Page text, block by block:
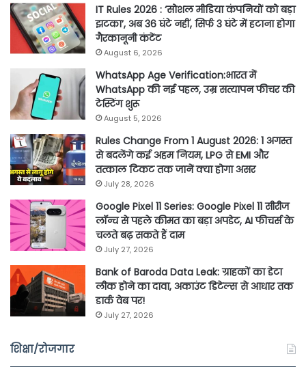
IT Rules 2026 : ‘सोशल मीडिया कंपनियों को बड़ा
झटका’, अब 36 घंटे नहीं, सिर्फ 3 घंटे में हटाना होगा
गैरकानूनी कंटेंट
August 6, 2026
WhatsApp Age Verification:भारत में
WhatsApp की नई पहल, उम्र सत्यापन फीचर की
टेस्टिंग शुरू
August 5, 2026
Rules Change From 1 August 2026: 1 अगस्त
से बदलेंगे कई अहम नियम, LPG से EMI और
तत्काल टिकट तक जानें क्या होगा असर
July 28, 2026
Google Pixel 11 Series: Google Pixel 11 सीरीज
लॉन्च से पहले कीमत का बड़ा अपडेट, AI फीचर्स के
चलते बढ़ सकते हैं दाम
July 27, 2026
Bank of Baroda Data Leak: ग्राहकों का डेटा
लीक होने का दावा, अकाउंट डिटेल्स से आधार तक
डार्क वेब पर!
July 27, 2026
शिक्षा/रोजगार